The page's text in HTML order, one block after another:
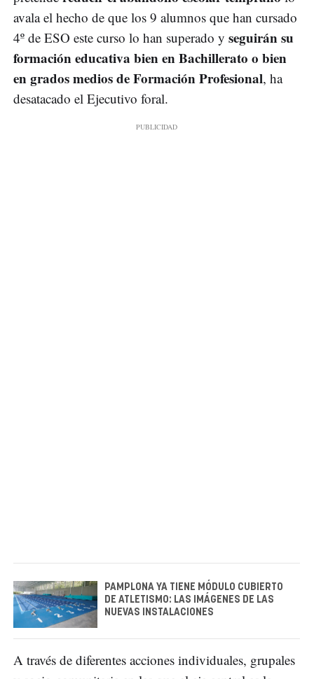
avala el hecho de que los 9 alumnos que han cursado
4º de ESO este curso lo han superado y seguirán su
formación educativa bien en Bachillerato o bien
en grados medios de Formación Profesional, ha
desatacado el Ejecutivo foral.
PAMPLONA YA TIENE MÓDULO CUBIERTO
DE ATLETISMO: LAS IMÁGENES DE LAS
NUEVAS INSTALACIONES
A través de diferentes acciones individuales, grupales